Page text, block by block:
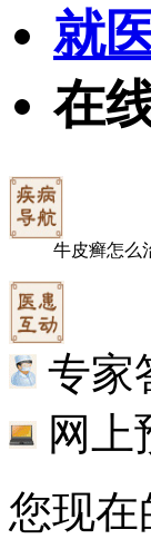
就
在
牛皮癣怎么
专家
网上
您现在